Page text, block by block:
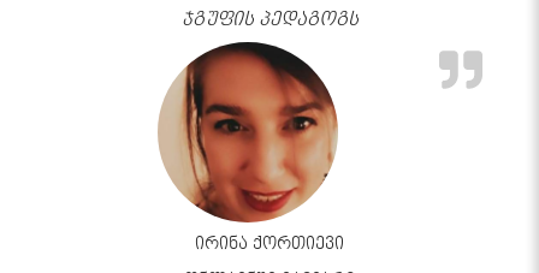
ჯგუფის პედაგოგს
ირინა ქორთიევი